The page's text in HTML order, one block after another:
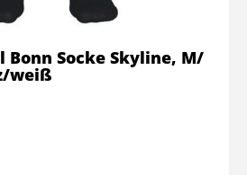
Socke Skyline, M/
weiß